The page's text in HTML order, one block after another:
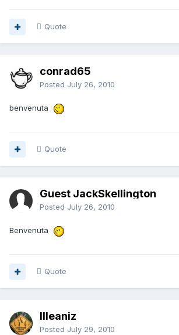
Quote
conrad65
Posted July 26, 2010
benvenuta
Quote
Guest JackSkellington
Posted July 26, 2010
Benvenuta
Quote
Illeaniz
Posted July 29, 2010